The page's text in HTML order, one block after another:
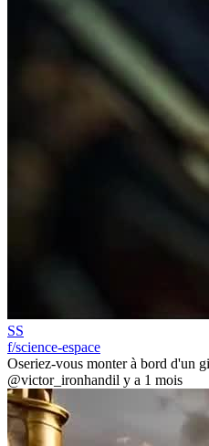
SS
f/science-espace
Oseriez-vous monter à bord d'un
@victor_ironhandil y a 1 mois